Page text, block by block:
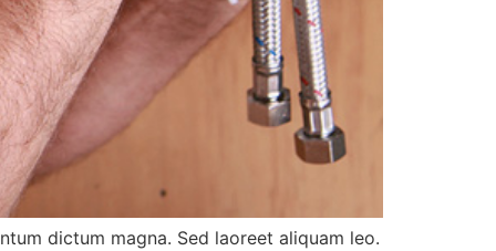
dictum magna. Sed laoreet aliquam leo.